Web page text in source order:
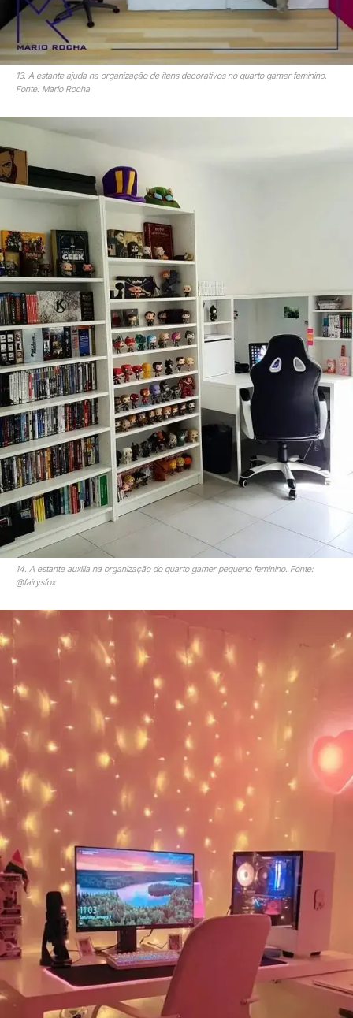
13. A estante ajuda na organização de itens decorativos no quarto gamer feminino.
Fonte: Mario Rocha
14. A estante auxilia na organização do quarto gamer pequeno feminino. Fonte:
@fairysfox